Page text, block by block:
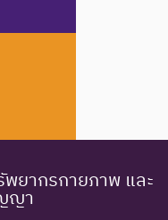
ติในขณะนี้
กำลังอยู่ในภาวะ
ใกล้จะสูญพันธุ์ไป
ยากรกายภาพ และ
ญา